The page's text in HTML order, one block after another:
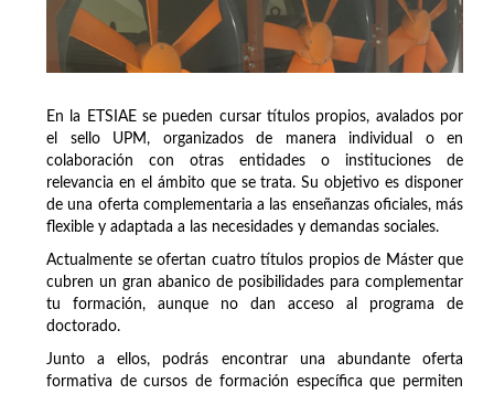
En la ETSIAE se pueden cursar títulos propios, avalados por
el sello UPM, organizados de manera individual o en
colaboración con otras entidades o instituciones de
relevancia en el ámbito que se trata. Su objetivo es disponer
de una oferta complementaria a las enseñanzas oficiales, más
flexible y adaptada a las necesidades y demandas sociales.
Actualmente se ofertan cuatro títulos propios de Máster que
cubren un gran abanico de posibilidades para complementar
tu formación, aunque no dan acceso al programa de
doctorado.
Junto a ellos, podrás encontrar una abundante oferta
formativa de cursos de formación específica que permiten